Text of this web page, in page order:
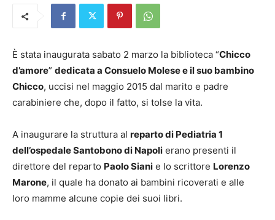
È stata inaugurata sabato 2 marzo la biblioteca “Chicco
d’amore” dedicata a Consuelo Molese e il suo bambino
Chicco, uccisi nel maggio 2015 dal marito e padre
carabiniere che, dopo il fatto, si tolse la vita.
A inaugurare la struttura al reparto di Pediatria 1
dell’ospedale Santobono di Napoli erano presenti il
direttore del reparto Paolo Siani e lo scrittore Lorenzo
Marone, il quale ha donato ai bambini ricoverati e alle
loro mamme alcune copie dei suoi libri.